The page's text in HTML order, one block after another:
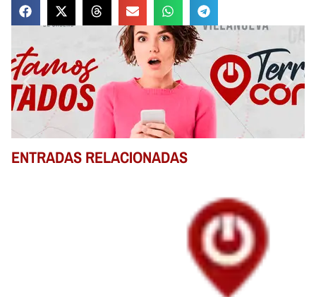
ENTRADAS RELACIONADAS